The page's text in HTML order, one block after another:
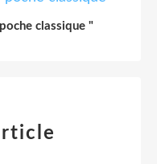
classique "